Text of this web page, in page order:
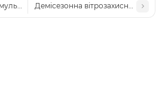
Call Dragon M-65
Демісезонна вітрозахисна